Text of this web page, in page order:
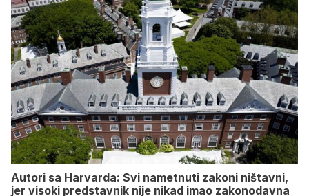
Autori sa Harvarda: Svi nametnuti zakoni ništavni,
jer visoki predstavnik nije nikad imao zakonodavna